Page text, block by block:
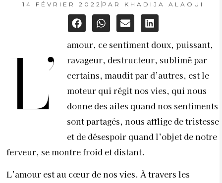
14 FÉVRIER 2022 PAR KHADIJA ALAOUI
L’
amour, ce sentiment doux, puissant,
ravageur, destructeur, sublimé par
certains, maudit par d’autres, est le
moteur qui régit nos vies, qui nous
donne des ailes quand nos sentiments
sont partagés, nous afflige de tristesse
et de désespoir quand l’objet de notre
ferveur, se montre froid et distant.
L’amour est au cœur de nos vies. À travers les